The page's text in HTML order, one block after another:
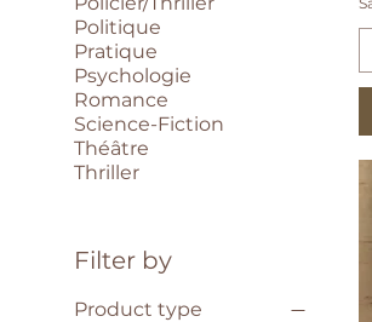
Politique
Pratique
Psychologie
Romance
Science-Fiction
Théâtre
Thriller
Filter by
Product type